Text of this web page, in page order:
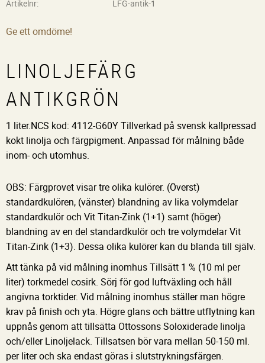
Artikelnr
LFG-antik-1
Ge ett omdöme!
LINOLJEFÄRG
ANTIKGRÖN
1 liter.NCS kod: 4112-G60Y Tillverkad på svensk kallpressad
kokt linolja och färgpigment. Anpassad för målning både
inom- och utomhus.
OBS: Färgprovet visar tre olika kulörer. (Överst)
standardkulören, (vänster) blandning av lika volymdelar
standardkulör och Vit Titan-Zink (1+1) samt (höger)
blandning av en del standardkulör och tre volymdelar Vit
Titan-Zink (1+3). Dessa olika kulörer kan du blanda till själv.
Att tänka på vid målning inomhus Tillsätt 1 % (10 ml per
liter) torkmedel cosirk. Sörj för god luftväxling och håll
angivna torktider. Vid målning inomhus ställer man högre
krav på finish och yta. Högre glans och bättre utflytning kan
uppnås genom att tillsätta Ottossons Soloxiderade linolja
och/eller Linoljelack. Tillsatsen bör vara mellan 50-150 ml.
per liter och ska endast göras i slutstrykningsfärgen.